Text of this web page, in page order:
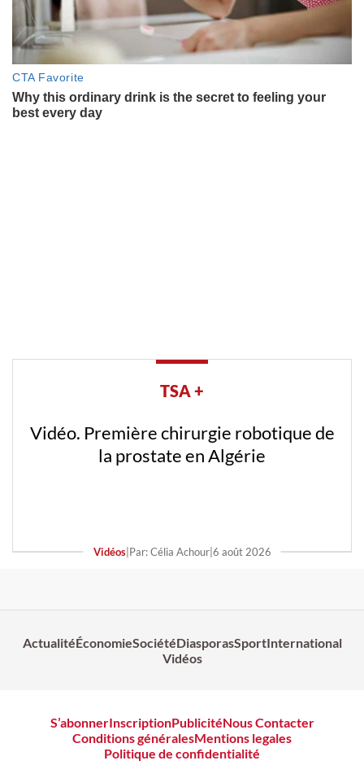
TSA +
Vidéo. Première chirurgie robotique de
la prostate en Algérie
Vidéos| Par: Célia Achour| 6 août 2026
ActualitéÉconomieSociétéDiasporasSportInternational
Vidéos
S’abonnerInscriptionPublicitéNous Contacter
Conditions généralesMentions legales
Politique de confidentialité